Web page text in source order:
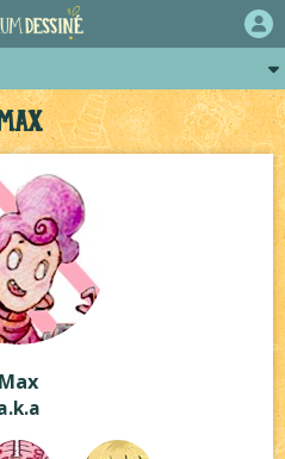
Max
max
de max